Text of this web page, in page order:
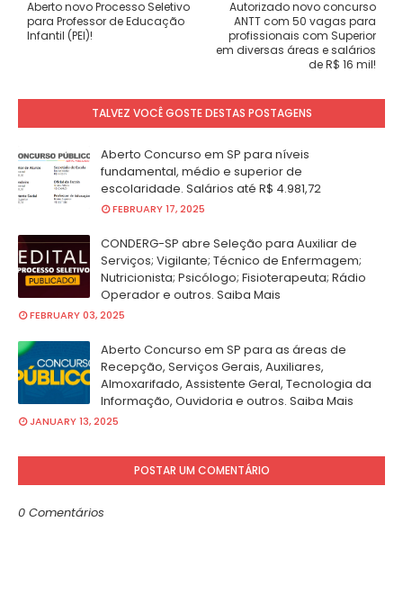
Autorizado novo concurso
ANTT com 50 vagas para
profissionais com Superior
em diversas áreas e salários
de R$ 16 mil!
Aberto novo Processo Seletivo
para Professor de Educação
Infantil (PEI)!
TALVEZ VOCÊ GOSTE DESTAS POSTAGENS
Aberto Concurso em SP para níveis
fundamental, médio e superior de
escolaridade. Salários até R$ 4.981,72
FEBRUARY 17, 2025
CONDERG-SP abre Seleção para Auxiliar de
Serviços; Vigilante; Técnico de Enfermagem;
Nutricionista; Psicólogo; Fisioterapeuta; Rádio
Operador e outros. Saiba Mais
FEBRUARY 03, 2025
Aberto Concurso em SP para as áreas de
Recepção, Serviços Gerais, Auxiliares,
Almoxarifado, Assistente Geral, Tecnologia da
Informação, Ouvidoria e outros. Saiba Mais
JANUARY 13, 2025
POSTAR UM COMENTÁRIO
0 Comentários